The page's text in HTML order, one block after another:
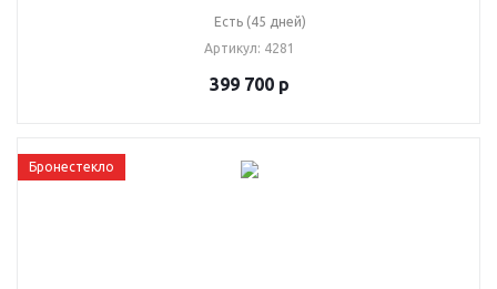
Есть (45 дней)
Артикул: 4281
399 700р
Бронестекло